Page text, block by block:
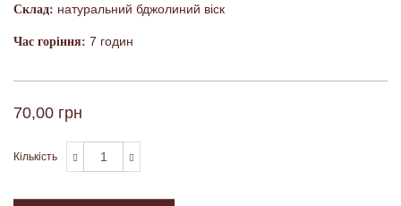
Склад: натуральний бджолиний віск
Час горіння: 7 годин
70,00 грн
Кількість